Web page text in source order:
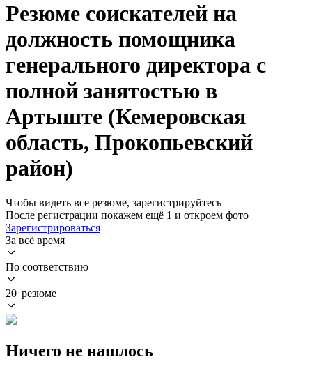
Резюме соискателей на
должность помощника
генерального директора с
полной занятостью в
Артыште (Кемеровская
область, Прокопьевский
район)
Чтобы видеть все резюме, зарегистрируйтесь
После регистрации покажем ещё 1 и откроем фото
Зарегистрироваться
За всё время
По соответствию
20 резюме
Ничего не нашлось